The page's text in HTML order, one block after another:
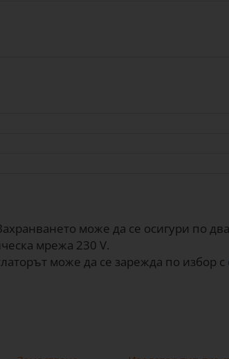
може да се осигури по
мрежа 230 V.
може да се зарежда по избор с